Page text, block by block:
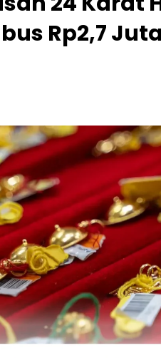
Rp2,7